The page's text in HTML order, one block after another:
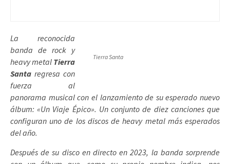
Tierra Santa
La reconocida
banda de rock y
heavy metal Tierra
Santa regresa con
fuerza al
panorama musical con el lanzamiento de su esperado nuevo
álbum: «Un Viaje Épico». Un conjunto de diez canciones que
configuran uno de los discos de heavy metal más esperados
del año.
Después de su disco en directo en 2023, la banda sorprende